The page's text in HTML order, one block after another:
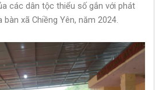
các dân tộc thiểu số gắn với phát
xã Chiềng Yên, năm 2024.